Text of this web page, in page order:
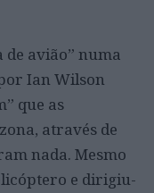
de avião” numa
Ian Wilson
que as
através de
nada. Mesmo
e dirigiu-